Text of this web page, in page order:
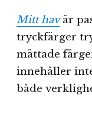
Mitt havär
tryckfärger
mättade
innehåller
både